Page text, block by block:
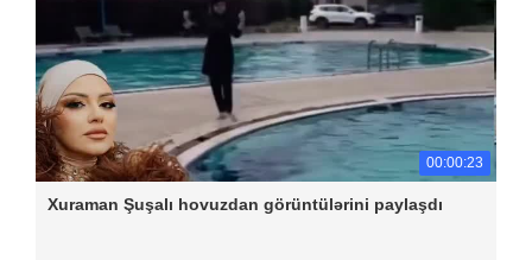
00:00:23
Xuraman Şuşalı hovuzdan görüntülərini paylaşdı